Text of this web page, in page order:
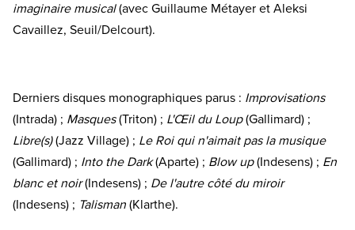
imaginaire musical(avec Guillaume Métayer et Aleksi
Cavaillez, Seuil/Delcourt).
Derniers disques monographiques parus : Improvisations
(Intrada) ; Masques(Triton) ; L'Œil du Loup(Gallimard) ;
Libre(s)(Jazz Village) ; Le Roi qui n'aimait pas la musique
(Gallimard) ; Into the Dark(Aparte) ; Blow up(Indesens) ; En
blanc et noir(Indesens) ; De l'autre côté du miroir
(Indesens) ; Talisman (Klarthe).